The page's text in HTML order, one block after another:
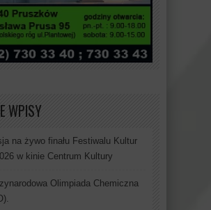
WPISY
na żywo finału Festiwalu Kultur
w kinie Centrum Kultury
Olimpiada Chemiczna